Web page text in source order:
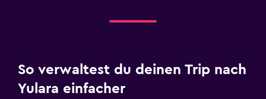
So verwaltest du deinen Trip nach
Yulara einfacher